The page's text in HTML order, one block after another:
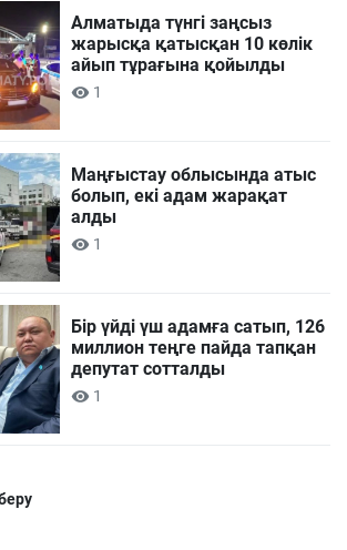
Алматыда түнгі заңсыз
жарысқа қатысқан 10 көлік
айып тұрағына қойылды
1
Маңғыстау облысында атыс
болып, екі адам жарақат
алды
1
Бір үйді үш адамға сатып, 126
миллион теңге пайда тапқан
депутат сотталды
1